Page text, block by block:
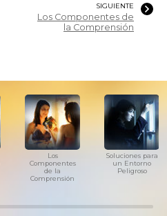
SIGUIENTE
Los Componentes de
la Comprensión
Los
Componentes
de la
Comprensión
Soluciones para
un Entorno
Peligroso